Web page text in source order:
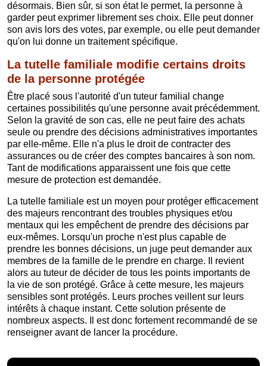
désormais. Bien sûr, si son état le permet, la personne à
garder peut exprimer librement ses choix. Elle peut donner
son avis lors des votes, par exemple, ou elle peut demander
qu'on lui donne un traitement spécifique.
La tutelle familiale modifie certains droits
de la personne protégée
Être placé sous l'autorité d'un tuteur familial change
certaines possibilités qu'une personne avait précédemment.
Selon la gravité de son cas, elle ne peut faire des achats
seule ou prendre des décisions administratives importantes
par elle-même. Elle n'a plus le droit de contracter des
assurances ou de créer des comptes bancaires à son nom.
Tant de modifications apparaissent une fois que cette
mesure de protection est demandée.
La tutelle familiale est un moyen pour protéger efficacement
des majeurs rencontrant des troubles physiques et/ou
mentaux qui les empêchent de prendre des décisions par
eux-mêmes. Lorsqu'un proche n'est plus capable de
prendre les bonnes décisions, un juge peut demander aux
membres de la famille de le prendre en charge. Il revient
alors au tuteur de décider de tous les points importants de
la vie de son protégé. Grâce à cette mesure, les majeurs
sensibles sont protégés. Leurs proches veillent sur leurs
intérêts à chaque instant. Cette solution présente de
nombreux aspects. Il est donc fortement recommandé de se
renseigner avant de lancer la procédure.